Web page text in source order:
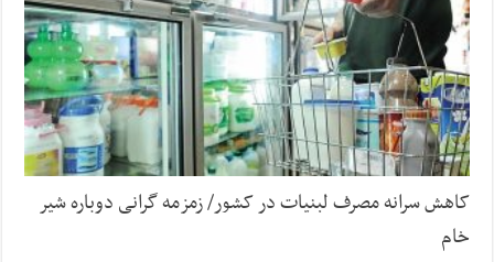
کاهش سرانه مصرف لبنیات در کشور/ زمزمه گرانی دوباره شیر
خام